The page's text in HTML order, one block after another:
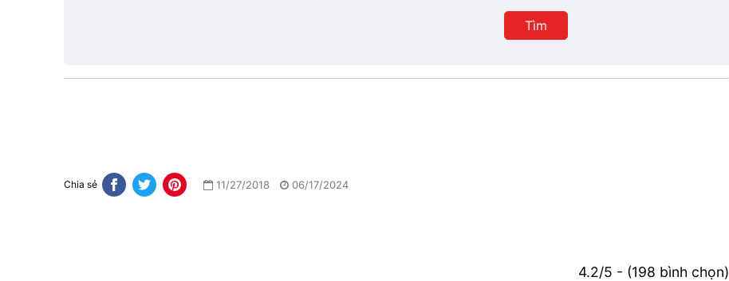
Thành
phố
Tìm
Chia sẻ 11/27/2018 06/17/2024
4.2/5 - (198 bình chọn)